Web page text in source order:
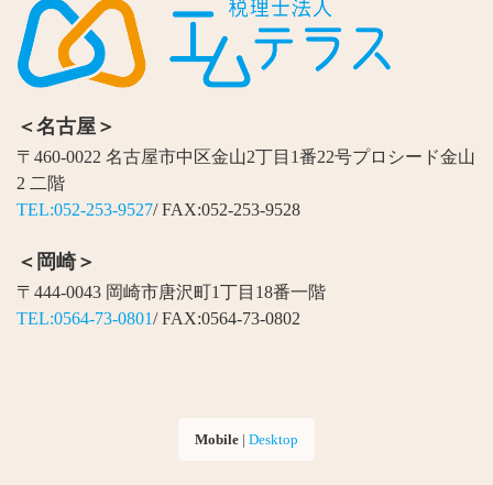
＜名古屋＞
〒460-0022 名古屋市中区金山2丁目1番22号プロシード金山
2 二階
TEL:052-253-9527/ FAX:052-253-9528
＜岡崎＞
〒444-0043 岡崎市唐沢町1丁目18番一階
TEL:0564-73-0801/ FAX:0564-73-0802
Mobile | Desktop